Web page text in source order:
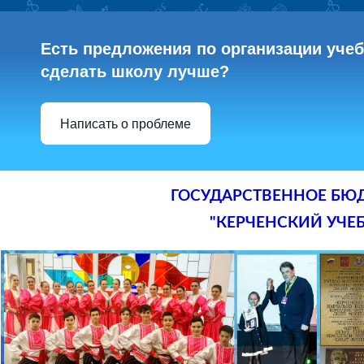
Есть предложения по организации
сделать школу лучше?
Написать о проблеме
ГОСУДАРСТВЕННОЕ
"КЕРЧЕНСКИЙ